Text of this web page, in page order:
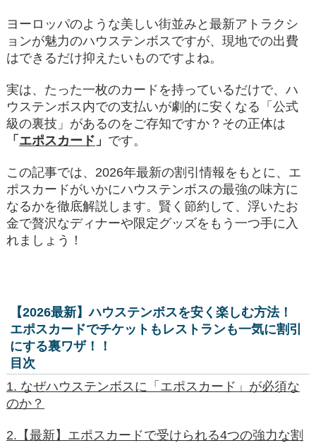
ヨーロッパのような美しい街並みと最新アトラクシ
ョンが魅力のハウステンボスですが、現地での出費
はできるだけ抑えたいものですよね。
実は、たった一枚のカードを持っているだけで、ハ
ウステンボス内での支払いが劇的に安くなる「公式
級の裏技」があるのをご存知ですか？その正体は
「 エポスカード 」 です。
この記事では、2026年最新の割引情報をもとに、エ
ポスカードがいかにハウステンボスの最強の味方に
なるかを徹底解説します。賢く節約して、浮いたお
金で贅沢なディナーや限定グッズをもう一つ手に入
れましょう！
【2026最新】ハウステンボスを安く楽しむ方法！
エポスカードでチケットもレストランも一気に割引
にする裏ワザ！！
目次
1. なぜハウステンボスに「エポスカード」が必須な
のか？
2.【最新】エポスカードで受けられる4つの強力な割